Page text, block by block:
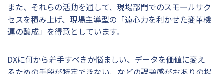
また、それらの活動を通して、現場部門でのスモールサク
セスを積み上げ、現場主導型の「遠心力を利かせた変革機
運の醸成」を得意としています。
DXに何から着手すべきか悩ましい、データを価値に変え
るための手段が特定できない、などの課題感がおありの場